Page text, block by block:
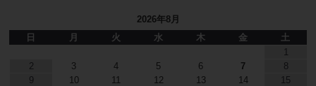
2026年8月
日
月 火 水 木 金
土
1
2
3 4 5 6 7
8
9
10 11 12 13 14
15